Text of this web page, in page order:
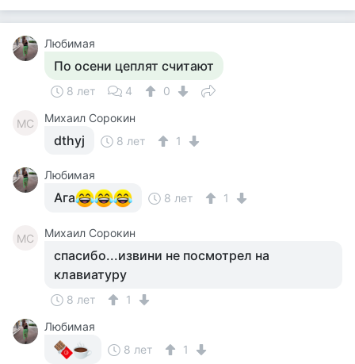
Любимая
По осени цеплят считают
8 лет 4 0
МС Михаил Сорокин
dthyj 8 лет 1
Любимая
Ага 8 лет 1
МС Михаил Сорокин
спасибо...извини не посмотрел на
клавиатуру
8 лет
1
Любимая
8 лет
1